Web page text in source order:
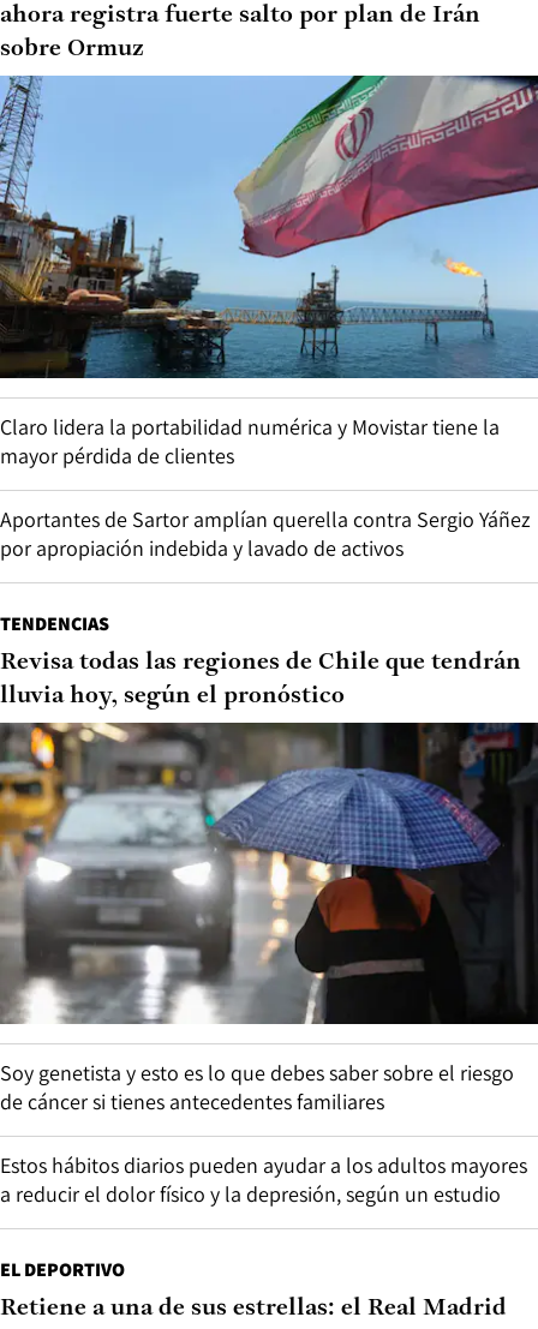
ahora registra fuerte salto por plan de Irán
sobre Ormuz
Claro lidera la portabilidad numérica y Movistar tiene la
mayor pérdida de clientes
Aportantes de Sartor amplían querella contra Sergio Yáñez
por apropiación indebida y lavado de activos
TENDENCIAS
Revisa todas las regiones de Chile que tendrán
lluvia hoy, según el pronóstico
Soy genetista y esto es lo que debes saber sobre el riesgo
de cáncer si tienes antecedentes familiares
Estos hábitos diarios pueden ayudar a los adultos mayores
a reducir el dolor físico y la depresión, según un estudio
EL DEPORTIVO
Retiene a una de sus estrellas: el Real Madrid